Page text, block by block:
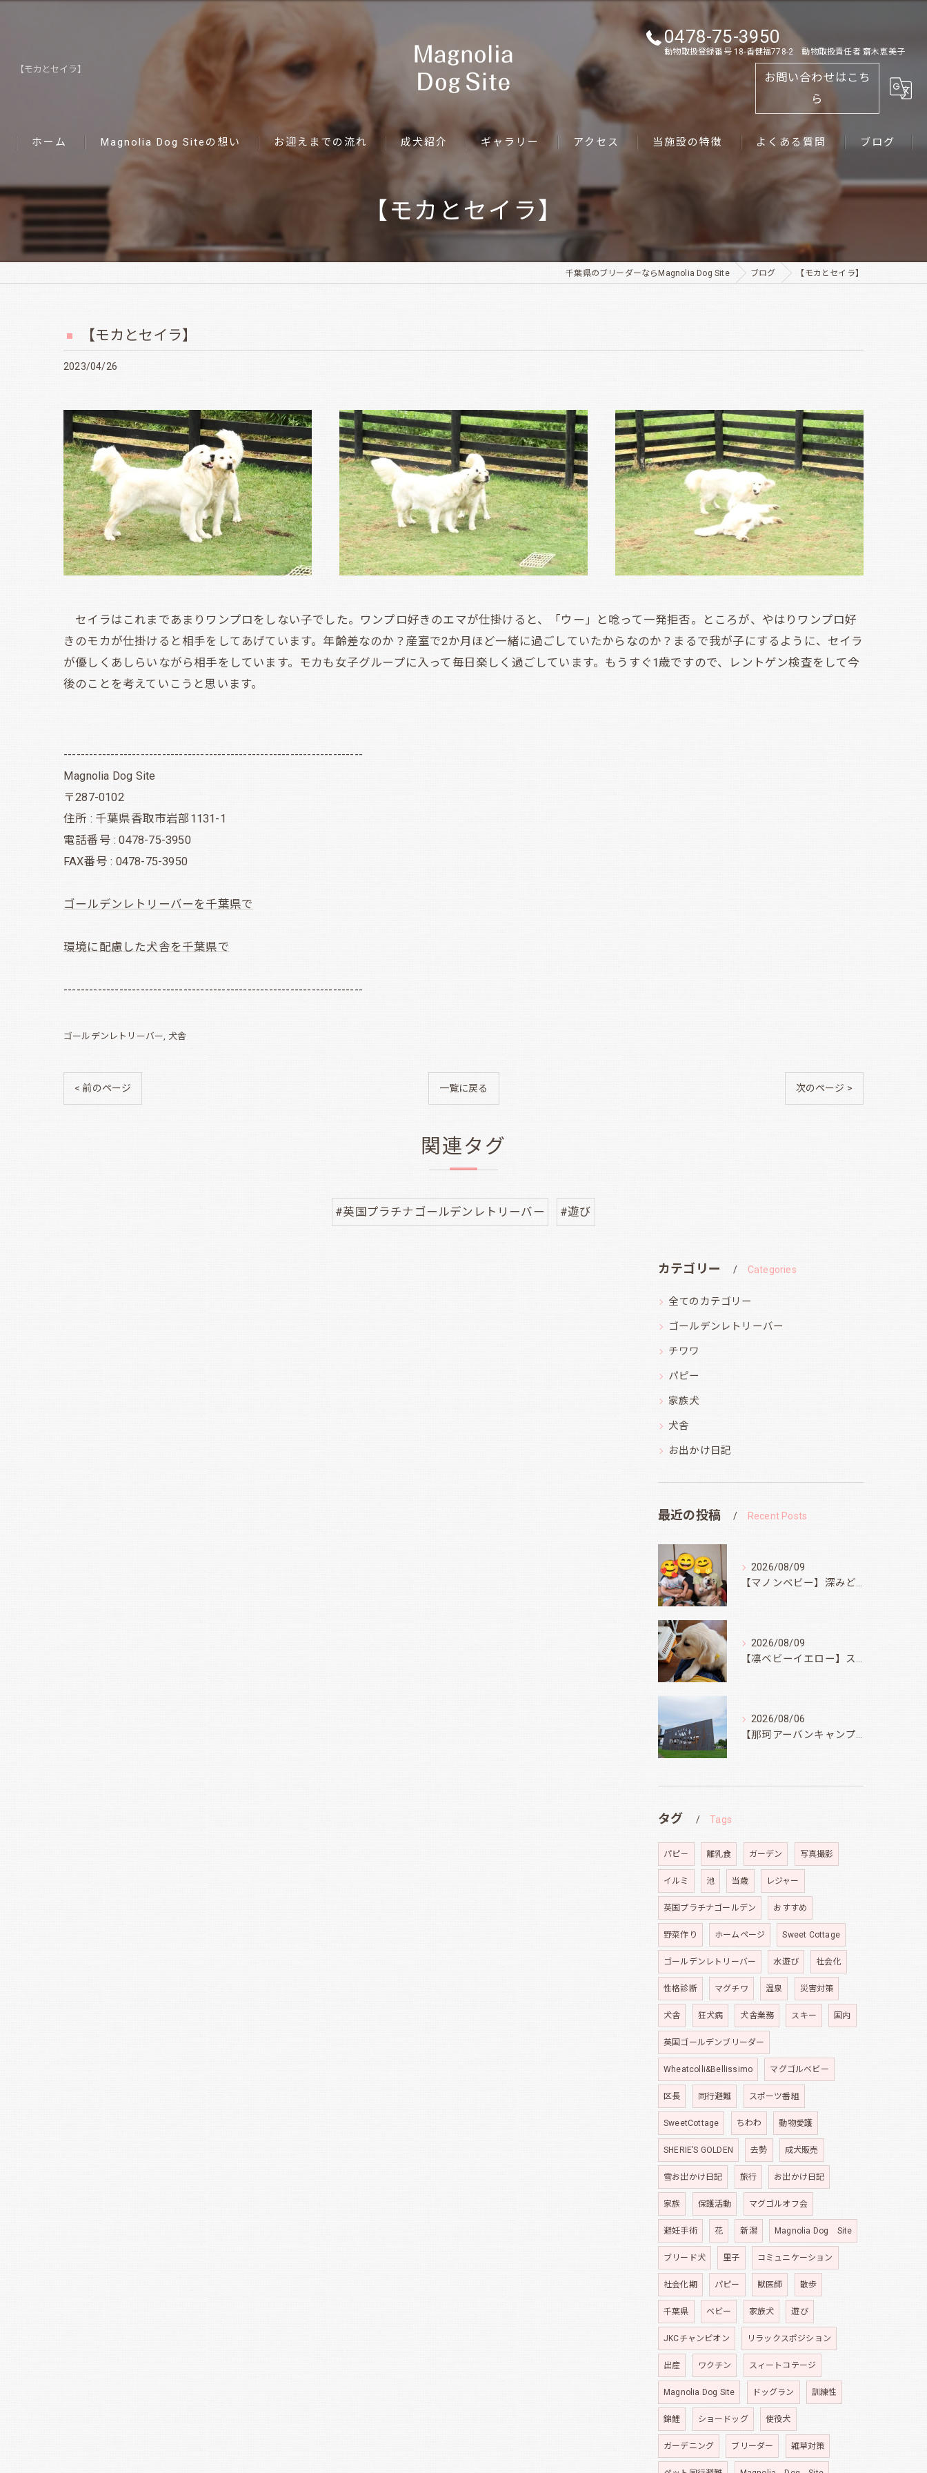
【モカとセイラ】
0478-75-3950
動物取扱登録番号 18-香健福778-2 動物取扱責任者 齋木恵美子
お問い合わせはこち
ら
ホーム Magnolia Dog Siteの想い お迎えまでの流れ 成犬紹介 ギャラリー アクセス 当施設の特徴
犬舎
よくある質問 ブログ
【モカとセイラ】
千葉県のブリーダーならMagnolia Dog Site ブログ 【モカとセイラ】
【モカとセイラ】
2023/04/26
セイラはこれまであまりワンプロをしない子でした。ワンプロ好きのエマが仕掛けると、「ウー」と唸って一発拒否。ところが、やはりワンプロ好
きのモカが仕掛けると相手をしてあげています。年齢差なのか？産室で2か月ほど一緒に過ごしていたからなのか？まるで我が子にするように、セイラ
が優しくあしらいながら相手をしています。モカも女子グループに入って毎日楽しく過ごしています。もうすぐ1歳ですので、レントゲン検査をして今
後のことを考えていこうと思います。
----------------------------------------------------------------------
Magnolia Dog Site
〒287-0102
住所 : 千葉県香取市岩部1131-1
電話番号 : 0478-75-3950
FAX番号 : 0478-75-3950
ゴールデンレトリーバーを千葉県で
環境に配慮した犬舎を千葉県で
----------------------------------------------------------------------
ゴールデンレトリーバー 犬舎
< 前のページ 一覧に戻る 次のページ >
関連タグ
#英国プラチナゴールデンレトリーバー #遊び
カテゴリー Categories
全てのカテゴリー
ゴールデンレトリーバー
チワワ
パピー
家族犬
犬舎
お出かけ日記
最近の投稿 Recent Posts
2026/08/09
【マノンベビー】深みどり君
2026/08/09
【凛ベビーイエロー】スィートコテージへ
2026/08/06
【那珂アーバンキャンプフィールド】
タグ Tags
パピ－ 離乳食 ガーデン 写真撮影
イルミ 池 当歳 レジャー
英国プラチナゴールデン おすすめ
野菜作り ホームページ Sweet Cottage
ゴールデンレトリーバー 水遊び 社会化
性格診断 マグチワ 温泉 災害対策
犬舎 狂犬病 犬舎業務 スキー 国内
英国ゴールデンブリーダー
Wheatcolli&Bellissimo マグゴルベビー
区長 同行避難 スポーツ番組
SweetCottage ちわわ 動物愛護
SHERIE’S GOLDEN 去勢 成犬販売
雪お出かけ日記 旅行 お出かけ日記
家族 保護活動 マグゴルオフ会
避妊手術 花 新潟 Magnolia Dog Site
ブリード犬 里子 コミュニケーション
社会化期 パピー 獣医師 散歩
千葉県 ベビー 家族犬 遊び
JKCチャンピオン リラックスポジション
出産 ワクチン スィートコテージ
Magnolia Dog Site ドッグラン 訓練性
錦鯉 ショードッグ 使役犬
ガーデニング ブリーダー 雑草対策